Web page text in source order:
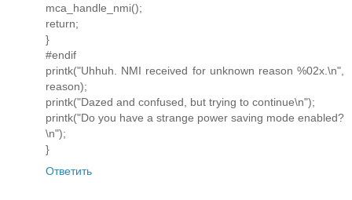
mca_handle_nmi();
return;
}
#endif
printk("Uhhuh. NMI received for unknown reason %02x.\n",
reason);
printk("Dazed and confused, but trying to continue\n");
printk("Do you have a strange power saving mode enabled?
\n");
}
Ответить